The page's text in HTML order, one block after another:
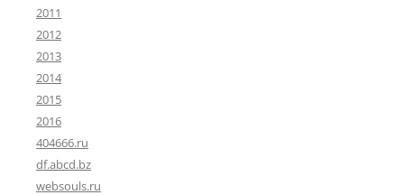
2011
2012
2013
2014
2015
2016
404666.ru
df.abcd.bz
websouls.ru